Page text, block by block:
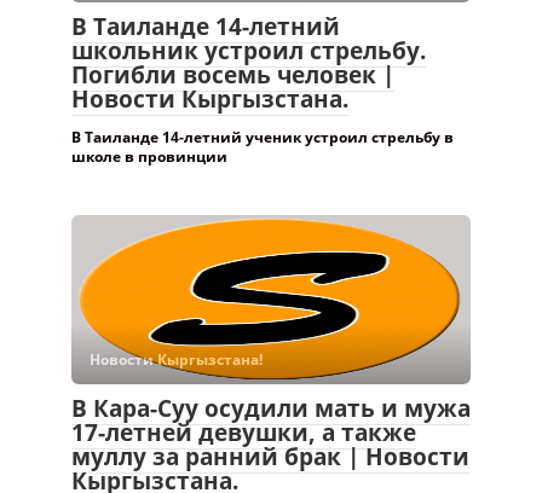
В Таиланде 14-летний
школьник устроил стрельбу.
Погибли восемь человек |
Новости Кыргызстана.
В Таиланде 14-летний ученик устроил стрельбу в
школе в провинции
Новости Кыргызстана!
В Кара-Суу осудили мать и мужа
17-летней девушки, а также
муллу за ранний брак | Новости
Кыргызстана.